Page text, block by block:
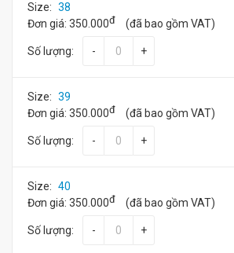
Size: 38
Đơn giá: 350.000đ (đã bao gồm VAT)
Số lượng: - +
Size: 39
Đơn giá: 350.000đ (đã bao gồm VAT)
Số lượng: - +
Size: 40
Đơn giá: 350.000đ (đã bao gồm VAT)
Số lượng: - +